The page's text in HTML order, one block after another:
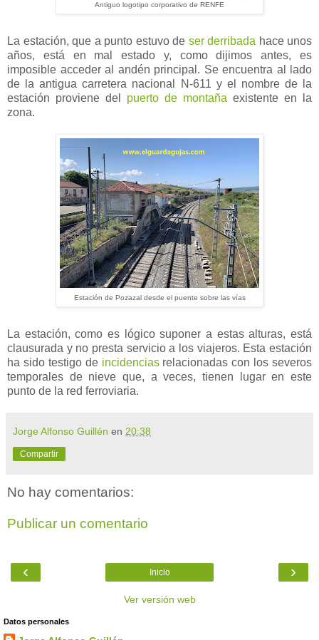
Antiguo logotipo corporativo de RENFE
La estación, que a punto estuvo de ser derribada hace unos
años, está en mal estado y, como dijimos antes, es
imposible acceder al andén principal. Se encuentra al lado
de la antigua carretera nacional N-611 y el nombre de la
estación proviene del puerto de montaña existente en la
zona.
Estación de Pozazal desde el puente sobre las vías
La estación, como es lógico suponer a estas alturas, está
clausurada y no presta servicio a los viajeros. Esta estación
ha sido testigo de incidenciasrelacionadas con los severos
temporales de nieve que, a veces, tienen lugar en este
punto de la red ferroviaria.
Jorge Alfonso Guillén en 20:38
Compartir
No hay comentarios:
Publicar un comentario
‹ ›
Inicio
Ver versión web
Datos personales